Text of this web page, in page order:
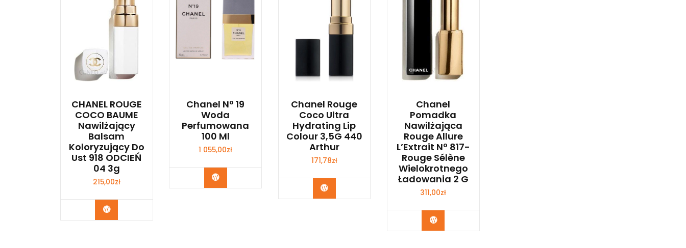
CHANEL ROUGE
COCO BAUME
Nawilżający
Balsam
Koloryzujący Do
Ust 918 ODCIEŃ
04 3g
215,00zł
Zobacz
Chanel Nº 19
Woda
Perfumowana
100 Ml
1 055,00zł
Zobacz
Chanel Rouge
Coco Ultra
Hydrating Lip
Colour 3,5G 440
Arthur
171,78zł
Zobacz
Chanel
Pomadka
Nawilżająca
Rouge Allure
L’Extrait Nº 817-
Rouge Sélène
Wielokrotnego
Ładowania 2 G
311,00zł
Zobacz